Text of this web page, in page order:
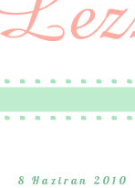
8 Haziran 2010